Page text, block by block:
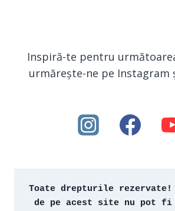
Inspiră-te pentru
urmărește-ne pe Instagram
Toate drepturile
de pe acest site nu pot fi